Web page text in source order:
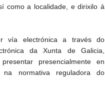
como a localidade, e dirixilo á
vía electrónica a través do
da Xunta de Galicia,
presencialmente en
normativa reguladora do